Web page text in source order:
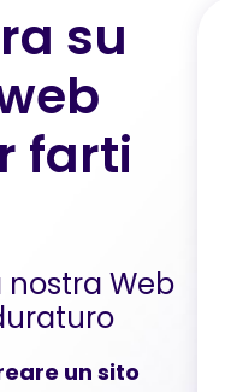
su
farti
Web
un sito